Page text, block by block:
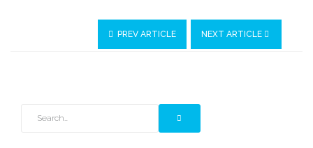
PREV ARTICLE NEXT ARTICLE